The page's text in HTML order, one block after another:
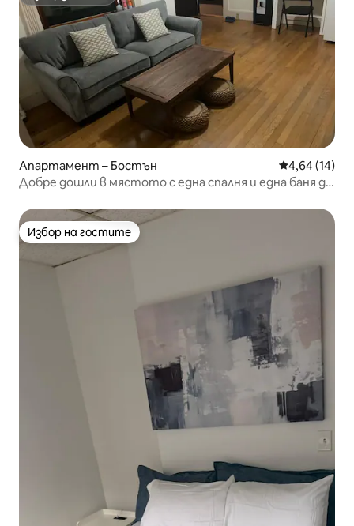
Апартамент – Бостън Средна
4,64 (14)
Добре дошли в мястото с една спалня и една баня до
Избор на гостите
Избор на гостите